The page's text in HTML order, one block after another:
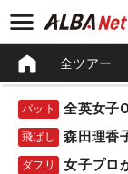
全ツアー
パット 全英女子
飛ばし 森田理香
ダフリ 女子プロ